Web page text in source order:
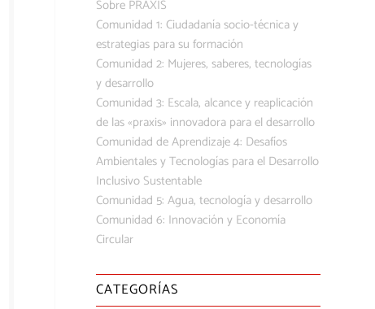
Sobre PRAXIS
Comunidad 1: Ciudadanía socio-técnica y
estrategias para su formación
Comunidad 2: Mujeres, saberes, tecnologías
y desarrollo
Comunidad 3: Escala, alcance y reaplicación
de las «praxis» innovadora para el desarrollo
Comunidad de Aprendizaje 4: Desafíos
Ambientales y Tecnologías para el Desarrollo
Inclusivo Sustentable
Comunidad 5: Agua, tecnología y desarrollo
Comunidad 6: Innovación y Economía
Circular
CATEGORÍAS